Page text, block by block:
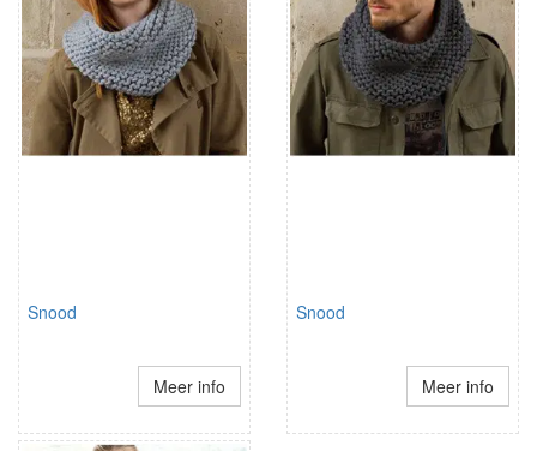
Snood
Meer info
Snood
Meer info